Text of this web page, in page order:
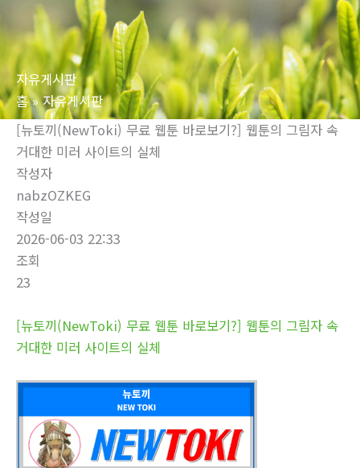
너
뛰
기 자유게시판
홈
자유게시판
[뉴토끼(NewToki) 무료 웹툰 바로보기?] 웹툰의 그림자 속
거대한 미러 사이트의 실체
작성자
nabzOZKEG
작성일
2026-06-03 22:33
조회
23
[뉴토끼(NewToki) 무료 웹툰 바로보기?] 웹툰의 그림자 속
거대한 미러 사이트의 실체